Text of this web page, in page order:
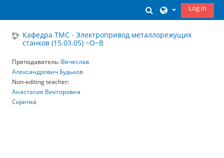
Toggle search
Log in
Кафедра ТМС - Электропривод металлорежущих
станков (15.03.05) ~О~В
Преподаватель: Вячеслав
Александрович Будьков
Non-editing teacher:
Анастасия Викторовна
Скрипка